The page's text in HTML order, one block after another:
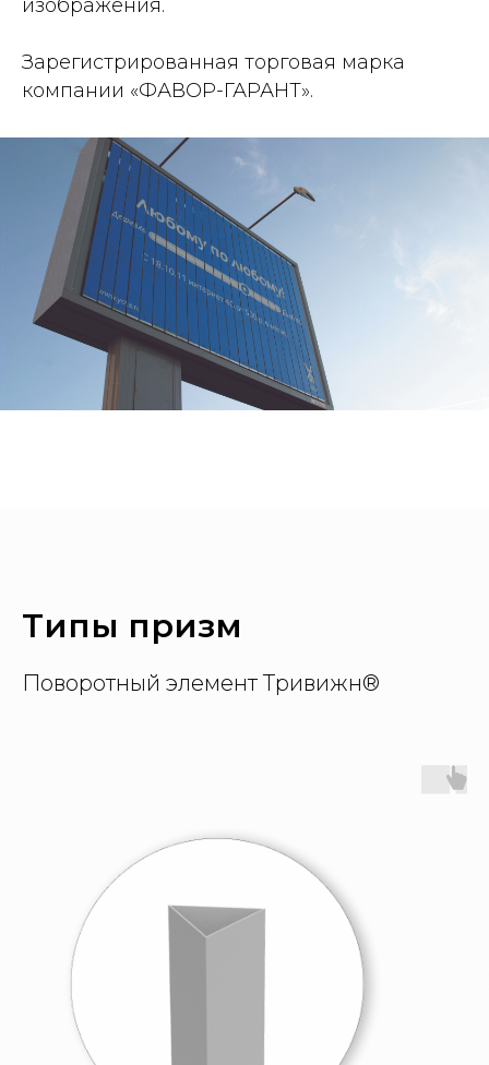
изображения.
Зарегистрированная торговая марка
компании «ФАВОР-ГАРАНТ».
Типы призм
Поворотный элемент Тривижн®